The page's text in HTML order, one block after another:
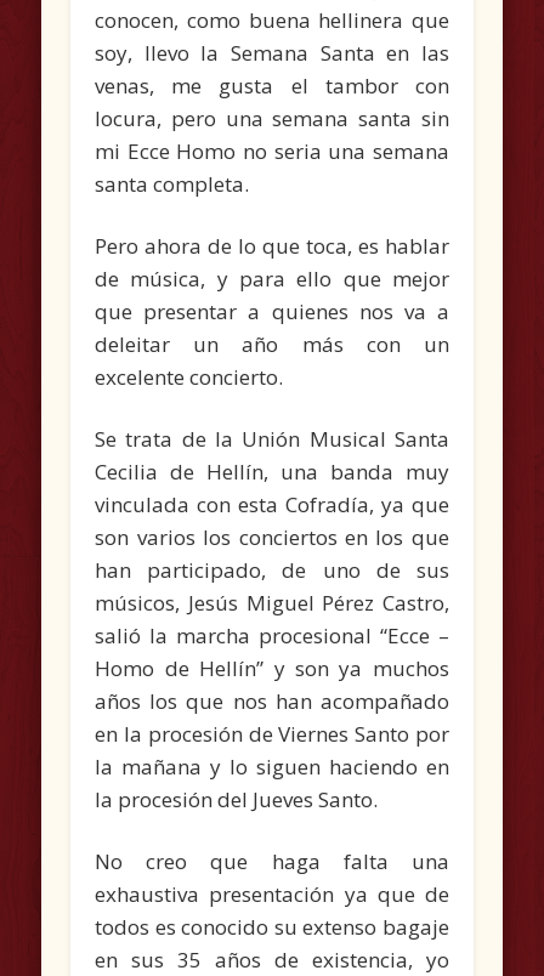
conocen, como buena hellinera que
soy, llevo la Semana Santa en las
venas, me gusta el tambor con
locura, pero una semana santa sin
mi Ecce Homo no seria una semana
santa completa.
Pero ahora de lo que toca, es hablar
de música, y para ello que mejor
que presentar a quienes nos va a
deleitar un año más con un
excelente concierto.
Se trata de la Unión Musical Santa
Cecilia de Hellín, una banda muy
vinculada con esta Cofradía, ya que
son varios los conciertos en los que
han participado, de uno de sus
músicos, Jesús Miguel Pérez Castro,
salió la marcha procesional “Ecce –
Homo de Hellín” y son ya muchos
años los que nos han acompañado
en la procesión de Viernes Santo por
la mañana y lo siguen haciendo en
la procesión del Jueves Santo.
No creo que haga falta una
exhaustiva presentación ya que de
todos es conocido su extenso bagaje
en sus 35 años de existencia, yo